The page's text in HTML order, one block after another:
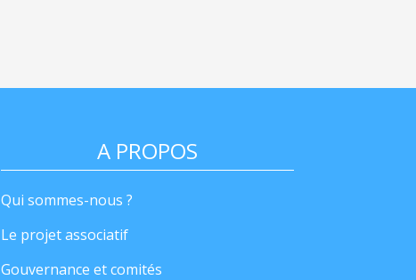
A PROPOS
Qui sommes-nous ?
Le projet associatif
Gouvernance et comités